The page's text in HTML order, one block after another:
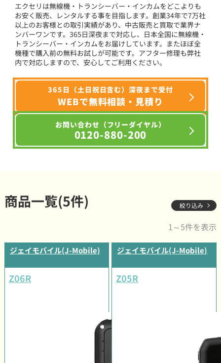
エクセリは無線機・トランシーバー・インカムをどこよりも
お安く販売、レンタルする事を目指します。創業34年で7万社
以上のお客様との取引実績があり、中古販売と買取で業界ナ
ンバーワンです。365日深夜まで対応し、日本全国に無線機・
トランシーバー・インカムをお届けしています。またほぼ全
機種で購入前の無料お試しが可能です。アフター修理も弊社
内で対応しますので、安心してご利用ください。
365日（土日祝日含む）深夜まで受付
WEBで無料相談・見積り
お問い合わせ（フリーダイヤル）
0120-880-200
商品一覧(5件) 絞り込み
1～5件を表示
ジェイモバイル(J-Mobile)
Z06R
ジェイモバイル(J-Mobile)
Z05R